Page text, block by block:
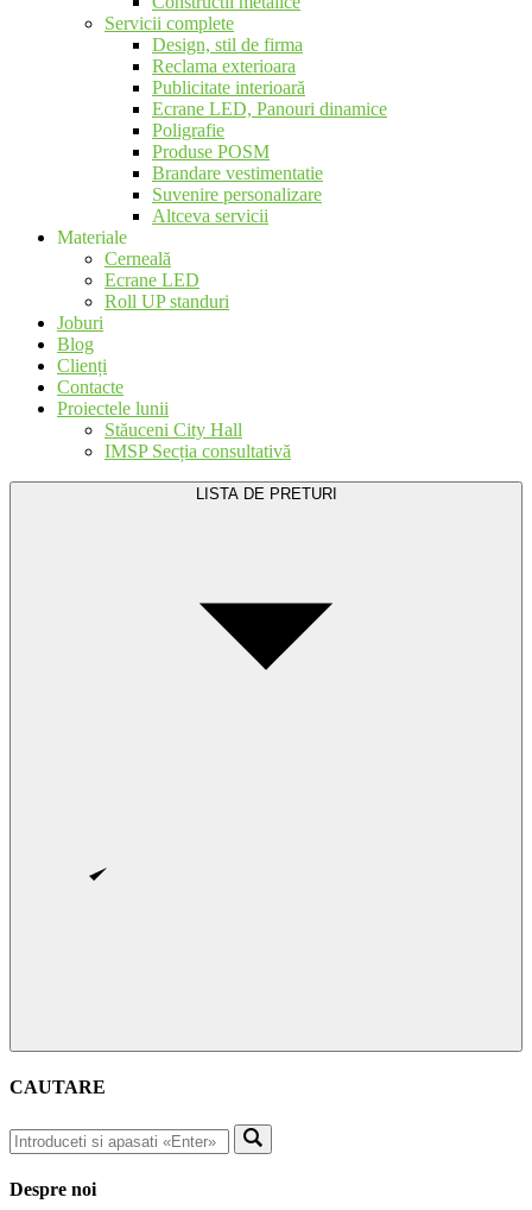
Servicii complete
Design, stil de firma
Reclama exterioara
Publicitate interioară
Ecrane LED, Panouri dinamice
Poligrafie
Produse POSM
Brandare vestimentatie
Suvenire personalizare
Altceva servicii
Materiale
Cerneală
Ecrane LED
Roll UP standuri
Joburi
Blog
Clienți
Contacte
Proiectele lunii
Stăuceni City Hall
IMSP Secția consultativă
LISTA DE PRETURI
CAUTARE
Despre noi